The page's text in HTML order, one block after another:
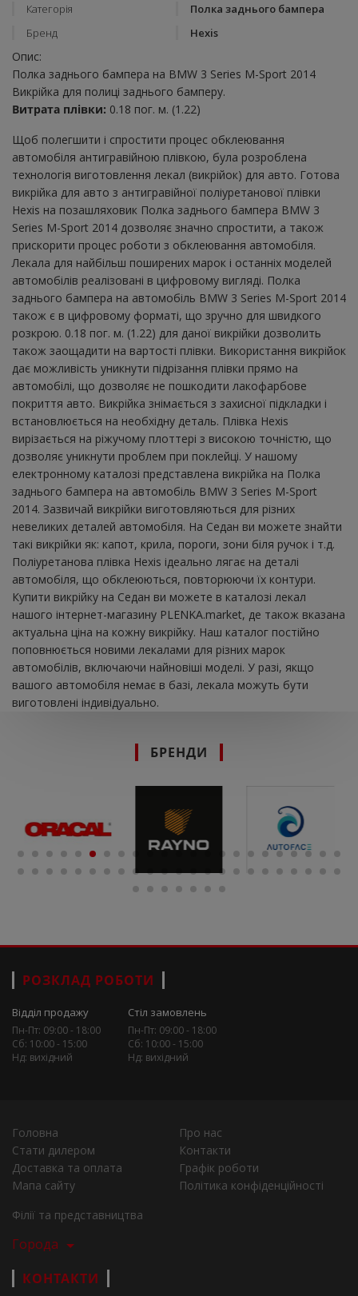
Категорія
Полка заднього бампера
Бренд
Hexis
Опис:
Полка заднього бампера на BMW 3 Series M-Sport 2014
Викрійка для полиці заднього бамперу.
Витрата плівки: 0.18 пог. м. (1.22)
Щоб полегшити і спростити процес обклеювання
автомобіля антигравійною плівкою, була розроблена
технологія виготовлення лекал (викрійок) для авто. Готова
викрійка для авто з антигравійної поліуретанової плівки
Hexis на позашляховик Полка заднього бампера BMW 3
Series M-Sport 2014 дозволяє значно спростити, а також
прискорити процес роботи з обклеювання автомобіля.
Лекала для найбільш поширених марок і останніх моделей
автомобілів реалізовані в цифровому вигляді. Полка
заднього бампера на автомобіль BMW 3 Series M-Sport 2014
також є в цифровому форматі, що зручно для швидкого
розкрою. 0.18 пог. м. (1.22) для даної викрійки дозволить
також заощадити на вартості плівки. Використання викрійок
дає можливість уникнути підрізання плівки прямо на
автомобілі, що дозволяє не пошкодити лакофарбове
покриття авто. Викрійка знімається з захисної підкладки і
встановлюється на необхідну деталь. Плівка Hexis
вирізається на ріжучому плоттері з високою точністю, що
дозволяє уникнути проблем при поклейці. У нашому
електронному каталозі представлена ​​викрійка на Полка
заднього бампера на автомобіль BMW 3 Series M-Sport
2014. Зазвичай викрійки виготовляються для різних
невеликих деталей автомобіля. На Седан ви можете знайти
такі викрійки як: капот, крила, пороги, зони біля ручок і т.д.
Поліуретанова плівка Hexis ідеально лягає на деталі
автомобіля, що обклеюються, повторюючи їх контури.
Купити викрійку на Седан ви можете в каталозі лекал
нашого інтернет-магазину PLENKA.market, де також вказана
актуальна ціна на кожну викрійку. Наш каталог постійно
поповнюється новими лекалами для різних марок
автомобілів, включаючи найновіші моделі. У разі, якщо
вашого автомобіля немає в базі, лекала можуть бути
виготовлені індивідуально.
БРЕНДИ
РОЗКЛАД РОБОТИ
Відділ продажу
Пн-Пт: 09:00 - 18:00
Сб: 10:00 - 15:00
Нд: вихідний
Стіл замовлень
Пн-Пт: 09:00 - 18:00
Сб: 10:00 - 15:00
Нд: вихідний
Головна
Про нас
Стати дилером
Контакти
Доставка та оплата
Графік роботи
Мапа сайту
Політика конфіденційності
Філії та представництва
Города
КОНТАКТИ